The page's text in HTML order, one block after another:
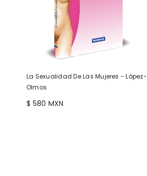
La Sexualidad De Las Mujeres - López-
Olmos
$ 580 MXN